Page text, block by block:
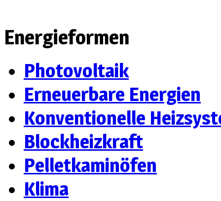
Energieformen
Photovoltaik
Erneuerbare Energien
Konventionelle
Blockheizkraft
Pelletkaminöfen
Klima